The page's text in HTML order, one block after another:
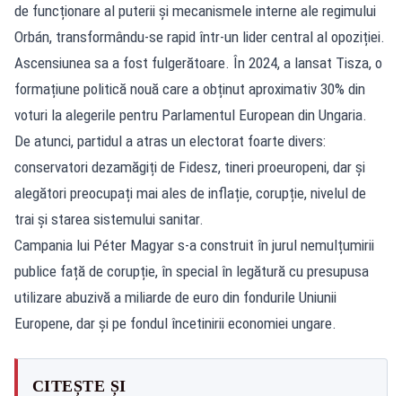
de funcționare al puterii și mecanismele interne ale regimului
Orbán, transformându-se rapid într-un lider central al opoziției.
Ascensiunea sa a fost fulgerătoare. În 2024, a lansat Tisza, o
formațiune politică nouă care a obținut aproximativ 30% din
voturi la alegerile pentru Parlamentul European din Ungaria.
De atunci, partidul a atras un electorat foarte divers:
conservatori dezamăgiți de Fidesz, tineri proeuropeni, dar și
alegători preocupați mai ales de inflație, corupție, nivelul de
trai și starea sistemului sanitar.
Campania lui Péter Magyar s-a construit în jurul nemulțumirii
publice față de corupție, în special în legătură cu presupusa
utilizare abuzivă a miliarde de euro din fondurile Uniunii
Europene, dar și pe fondul încetinirii economiei ungare.
CITEȘTE ȘI